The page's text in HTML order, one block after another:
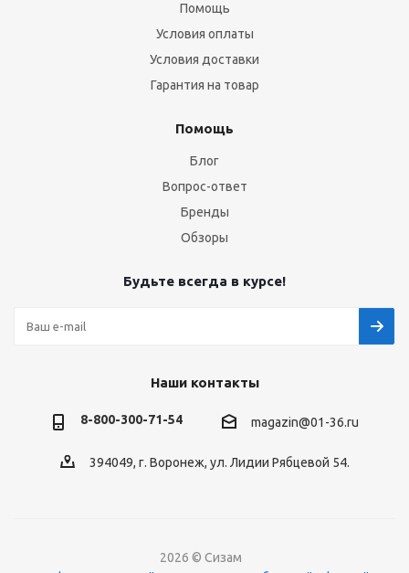
Помощь
Условия оплаты
Условия доставки
Гарантия на товар
Помощь
Блог
Вопрос-ответ
Бренды
Обзоры
Будьте всегда в курсе!
Наши контакты
8-800-300-71-54 magazin@01-36.ru
394049, г. Воронеж, ул. Лидии Рябцевой 54.
2026 © Сизам